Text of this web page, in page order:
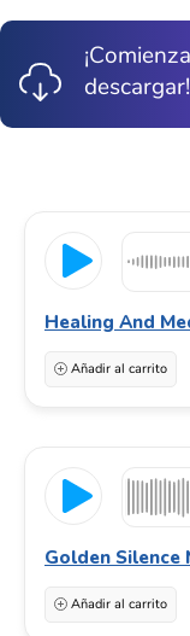
descargar!
Healing And
Añadir al carrito
Golden
Añadir al carrito